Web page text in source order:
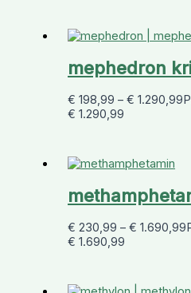
mephedron
€ 198,99 –€ 1.290,99
€ 1.290,99
€ 230,99 –€ 1.690,99
€ 1.690,99